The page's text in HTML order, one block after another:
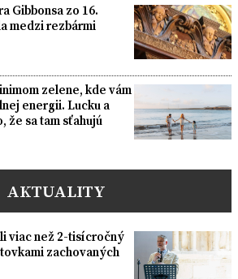
Gibbonsa zo 16.
medzi rezbármi
zelene, kde vám
energii. Lucku a
že sa tam sťahujú
AKTUALITY
viac než 2-tisícročný
zachovaných